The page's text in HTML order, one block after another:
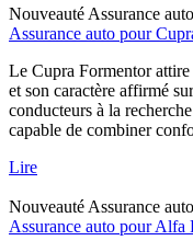
Nouveauté Assurance auto
Assurance auto pour
Le Cupra Formentor attire
et son caractère affirmé
conducteurs à la
capable de combiner
Lire
Nouveauté Assurance auto
Assurance auto pour Alfa